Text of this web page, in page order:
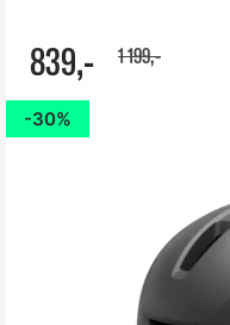
839,- 1 199,-
30%